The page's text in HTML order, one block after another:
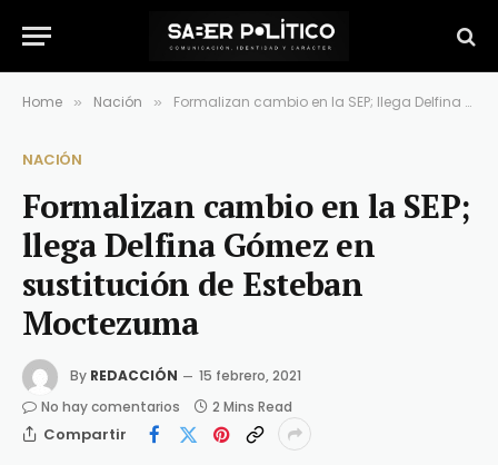
Home » Nación » Formalizan cambio en la SEP; llega Delfina Gómez en sustitución de Esteban Moctezuma
NACIÓN
Formalizan cambio en la SEP;
llega Delfina Gómez en
sustitución de Esteban
Moctezuma
By REDACCIÓN
15 febrero, 2021
No hay comentarios
2 Mins Read
Compartir